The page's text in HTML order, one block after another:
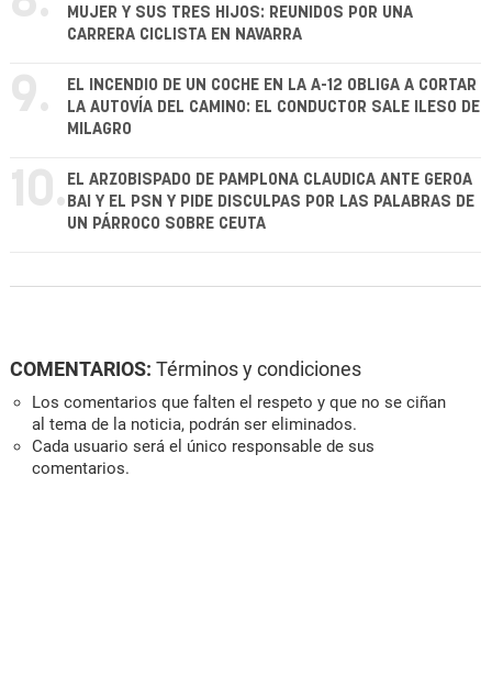
MUJER Y SUS TRES HIJOS: REUNIDOS POR UNA
CARRERA CICLISTA EN NAVARRA
9.
EL INCENDIO DE UN COCHE EN LA A-12 OBLIGA A CORTAR
LA AUTOVÍA DEL CAMINO: EL CONDUCTOR SALE ILESO DE
MILAGRO
10. EL ARZOBISPADO DE PAMPLONA CLAUDICA ANTE GEROA
BAI Y EL PSN Y PIDE DISCULPAS POR LAS PALABRAS DE
UN PÁRROCO SOBRE CEUTA
COMENTARIOS: Términos y condiciones
Los comentarios que falten el respeto y que no se ciñan
al tema de la noticia, podrán ser eliminados.
Cada usuario será el único responsable de sus
comentarios.